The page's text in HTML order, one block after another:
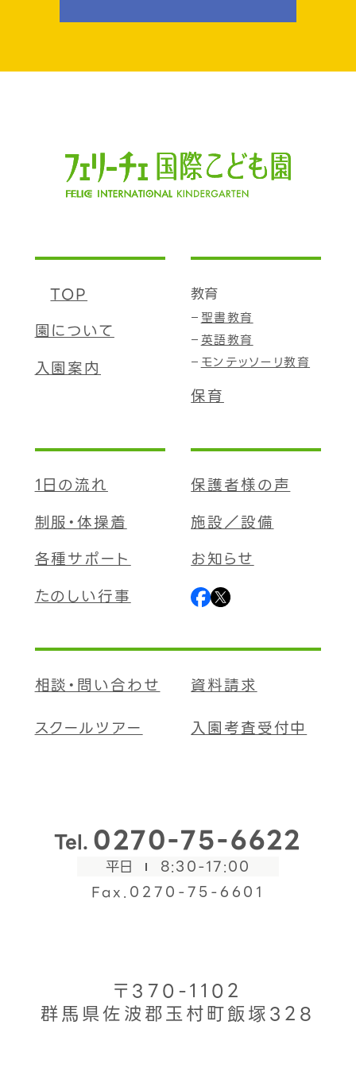
TOP
園について
入園案内
教育
聖書教育
英語教育
モンテッソーリ教育
保育
1日の流れ
制服・体操着
各種サポート
たのしい行事
保護者様の声
施設／設備
お知らせ
相談・問い合わせ
資料請求
スクールツアー
入園考査受付中
Tel. 0270-75-6622
平日
8:30-17:00
Fax.0270-75-6601
〒370-1102
群馬県佐波郡玉村町飯塚328